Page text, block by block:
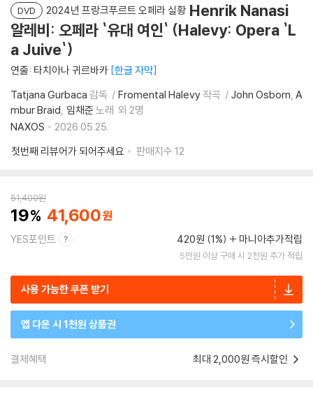
DVD 2024년 프랑크푸르트 오페라 실황 Henrik Nanasi
알레비: 오페라 `유대 여인` (Halevy: Opera `L
a Juive`)
연출: 타치아나 귀르바카 한글 자막
Tatjana Gurbaca 감독 Fromental Halevy 작곡 John Osborn A
mbur Braid 임채준 노래 외 2명
NAXOS
2026.05.25.
첫번째 리뷰어가 되어주세요
판매지수 12
51,400원
19 41,600
YES포인트 420원 (1%) 마니아추가적립
5만원 이상 구매 시 2천원 추가 적립
사용 가능한 쿠폰 받기
앱 다운 시 1천원 상품권
결제혜택 최대 2,000원 즉시할인